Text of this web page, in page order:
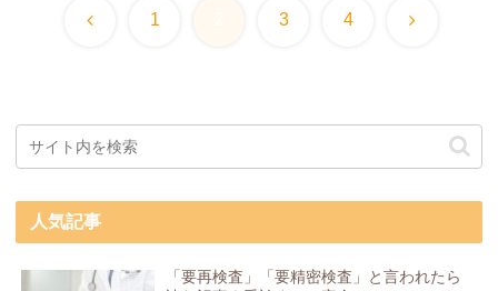
前 1 3 4 次
人気記事
「要再検査」「要精密検査」と言われたら